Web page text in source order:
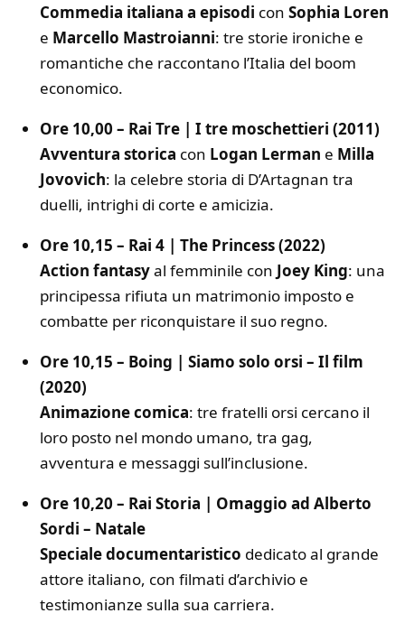
Commedia italiana a episodi con Sophia Loren
e Marcello Mastroianni: tre storie ironiche e
romantiche che raccontano l’Italia del boom
economico.
Ore 10,00 – Rai Tre | I tre moschettieri (2011)
Avventura storica con Logan Lerman e Milla
Jovovich: la celebre storia di D’Artagnan tra
duelli, intrighi di corte e amicizia.
Ore 10,15 – Rai 4 | The Princess (2022)
Action fantasyal femminile con Joey King: una
principessa rifiuta un matrimonio imposto e
combatte per riconquistare il suo regno.
Ore 10,15 – Boing | Siamo solo orsi – Il film
(2020)
Animazione comica: tre fratelli orsi cercano il
loro posto nel mondo umano, tra gag,
avventura e messaggi sull’inclusione.
Ore 10,20 – Rai Storia | Omaggio ad Alberto
Sordi – Natale
Speciale documentaristico dedicato al grande
attore italiano, con filmati d’archivio e
testimonianze sulla sua carriera.